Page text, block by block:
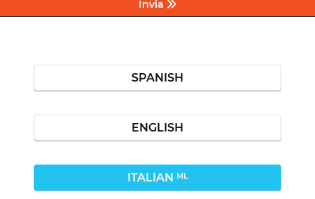
Invia
SPANISH
ENGLISH
ITALIAN ML